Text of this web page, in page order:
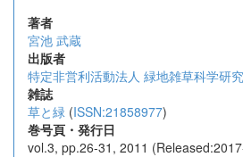
著者
宮池 武蔵
出版者
特定非営利活動法人 緑地雑草科学研
雑誌
草と緑 (ISSN:21858977)
巻号頁・発行日
vol.3, pp.26-31, 2011